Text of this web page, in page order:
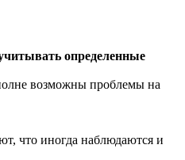
определенные
возможны проблемы на
что иногда наблюдаются и